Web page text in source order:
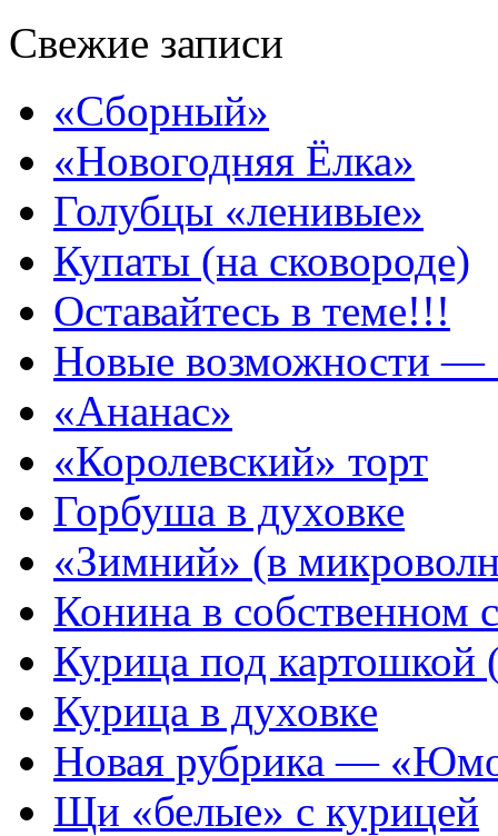
Свежие записи
«Сборный»
«Новогодняя Ёлка»
Голубцы «ленивые»
Купаты (на сковороде)
Оставайтесь в теме!!!
Новые возможности —
«Ананас»
«Королевский» торт
Горбуша в духовке
«Зимний» (в
Конина в собственном
Курица под картошкой
Курица в духовке
Новая рубрика —
Щи «белые» с курицей